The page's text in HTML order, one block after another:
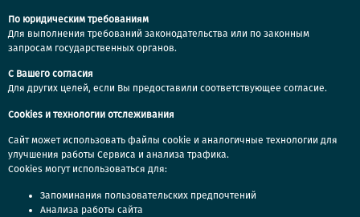
По юридическим требованиям
Для выполнения требований законодательства или по законным
запросам государственных органов.
С Вашего согласия
Для других целей, если Вы предоставили соответствующее согласие.
Cookies и технологии отслеживания
Сайт может использовать файлы cookie и аналогичные технологии для
улучшения работы Сервиса и анализа трафика.
Cookies могут использоваться для:
Запоминания пользовательских предпочтений
Анализа работы сайта